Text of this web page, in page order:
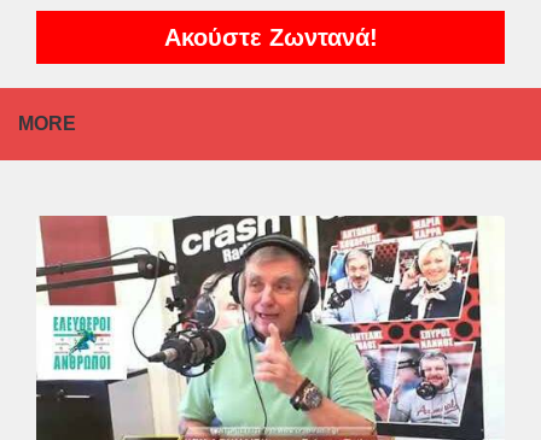
Ακούστε Ζωντανά!
MORE